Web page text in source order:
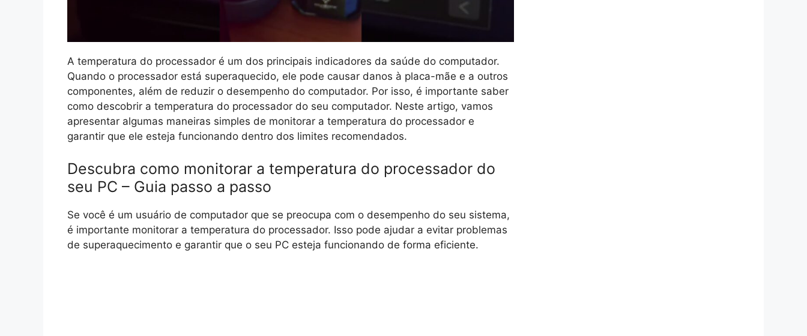
A temperatura do processador é um dos principais indicadores da saúde do computador.
Quando o processador está superaquecido, ele pode causar danos à placa-mãe e a outros
componentes, além de reduzir o desempenho do computador. Por isso, é importante saber
como descobrir a temperatura do processador do seu computador. Neste artigo, vamos
apresentar algumas maneiras simples de monitorar a temperatura do processador e
garantir que ele esteja funcionando dentro dos limites recomendados.
Descubra como monitorar a temperatura do processador do
seu PC – Guia passo a passo
Se você é um usuário de computador que se preocupa com o desempenho do seu sistema,
é importante monitorar a temperatura do processador. Isso pode ajudar a evitar problemas
de superaquecimento e garantir que o seu PC esteja funcionando de forma eficiente.